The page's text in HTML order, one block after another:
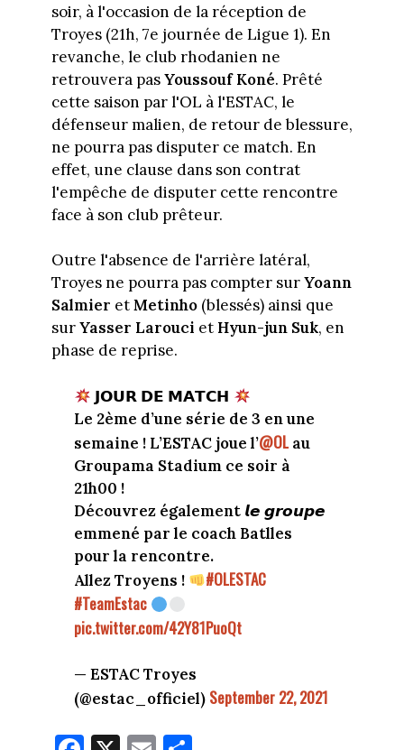
soir, à l'occasion de la réception de
Troyes (21h, 7e journée de Ligue 1). En
revanche, le club rhodanien ne
retrouvera pasYoussouf Koné. Prêté
cette saison par l'OL à l'ESTAC, le
défenseur malien, de retour de blessure,
ne pourra pas disputer ce match. En
effet, une clause dans son contrat
l'empêche de disputer cette rencontre
face à son club prêteur.
Outre l'absence de l'arrière latéral,
Troyes ne pourra pas compter surYoann
Salmier etMetinho(blessés) ainsi que
surYasser Larouci et Hyun-jun Suk, en
phase de reprise.
𝗝𝗢𝗨𝗥 𝗗𝗘 𝗠𝗔𝗧𝗖𝗛
Le 2ème d’une série de 3 en une
semaine ! L’ESTAC joue l’@OL au
Groupama Stadium ce soir à
21h00 !
Découvrez également 𝙡𝙚 𝙜𝙧𝙤𝙪𝙥𝙚
emmené par le coach Batlles
pour la rencontre.
Allez Troyens !
#OLESTAC
#TeamEstac
pic.twitter.com/42Y81PuoQt
— ESTAC Troyes
(@estac_officiel) September 22, 2021